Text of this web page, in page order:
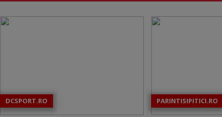
DCSPORT.RO PARINTISIPITICI.RO